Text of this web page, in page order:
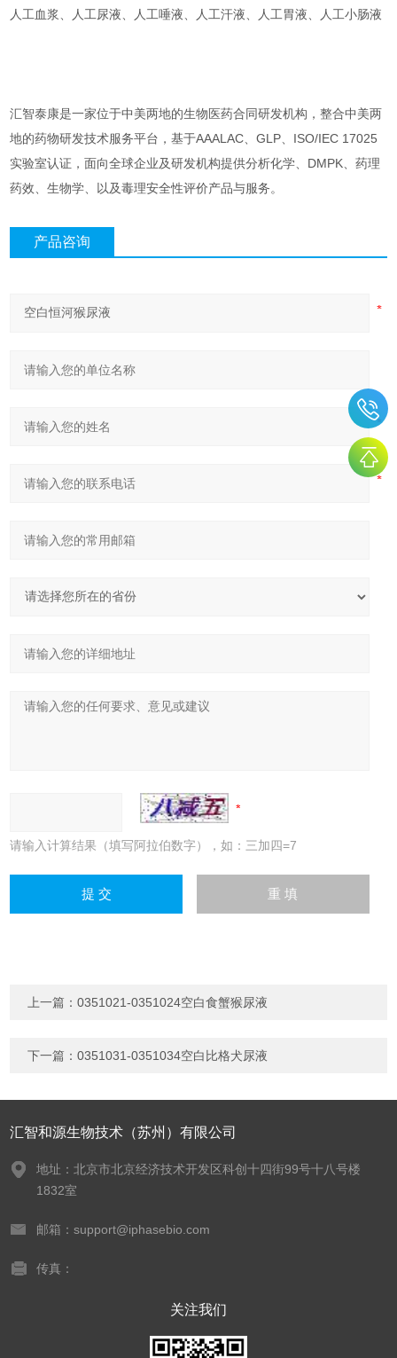
人工血浆、人工尿液、人工唾液、人工汗液、人工胃液、人工小肠液
汇智泰康是一家位于中美两地的生物医药合同研发机构，整合中美两
地的药物研发技术服务平台，基于AAALAC、GLP、ISO/IEC 17025
实验室认证，面向全球企业及研发机构提供分析化学、DMPK、药理
药效、生物学、以及毒理安全性评价产品与服务。
产品咨询
请输入计算结果（填写阿拉伯数字），如：三加四=7
上一篇：0351021-0351024空白食蟹猴尿液
下一篇：0351031-0351034空白比格犬尿液
汇智和源生物技术（苏州）有限公司
地址：北京市北京经济技术开发区科创十四街99号十八号楼
1832室
邮箱：support@iphasebio.com
传真：
关注我们